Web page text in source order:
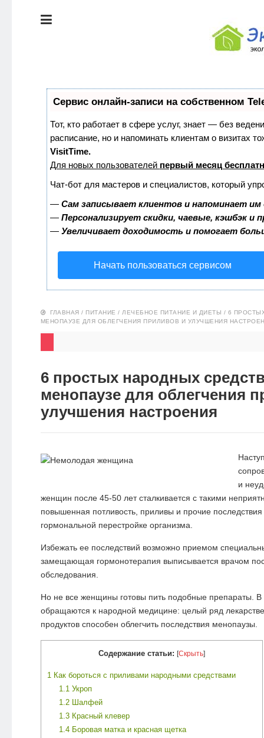
СТИЛЬ
ЭКОЛОГИЯ
ДОМА
КРАСОТА И
ЗДОРОВЬЕ
ПИТАНИЕ
НОВОСТИ
БЛОГ
Сервис онлайн-записи на собственном
Тот, кто работает в сфере услуг, знает — без
расписание, но и напоминать клиентам о
VisitTime.
Для новых пользователей первый месяц
Чат-бот для мастеров и специалистов, который
— Сам записывает клиентов и напоминает им
— Персонализирует скидки, чаевые, кэшбэк и
— Увеличивает доходимость и помогает
Начать пользоваться сервисом
ГЛАВНАЯ / ПИТАНИЕ / ЛЕЧЕБНОЕ ПИТАНИЕ И ДИЕТЫ / 6
МЕНОПАУЗЕ ДЛЯ ОБЛЕГЧЕНИЯ ПРИЛИВОВ И УЛУЧШЕНИЯ
6 простых народных
менопаузе для облегчения
улучшения настроения
и
женщин после 45-50 лет сталкивается с такими
повышенная потливость, приливы и прочие
гормональной перестройке организма.
Избежать ее последствий возможно приемом
замещающая гормонотерапия выписывается врачом
обследования.
Но не все женщины готовы пить подобные препараты. В
обращаются к народной медицине: целый ряд
продуктов способен облегчить последствия менопаузы.
Содержание статьи: [Скрыть]
1Как бороться с приливами народными средствами
1.1Укроп
1.2Шалфей
1.3Красный клевер
1.4Боровая матка и красная щетка